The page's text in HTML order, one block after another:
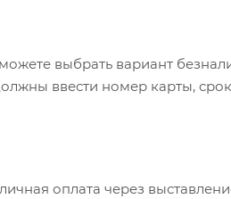
выбрать вариант
ввести номер карты,
оплата через